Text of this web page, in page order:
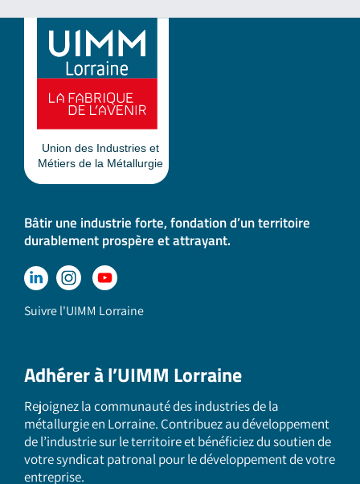
Bâtir une industrie forte, fondation d’un territoire
durablement prospère et attrayant.
Suivre l'UIMM Lorraine
Adhérer à l’UIMM Lorraine
Rejoignez la communauté des industries de la
métallurgie en Lorraine. Contribuez au développement
de l’industrie sur le territoire et bénéficiez du soutien de
votre syndicat patronal pour le développement de votre
entreprise.